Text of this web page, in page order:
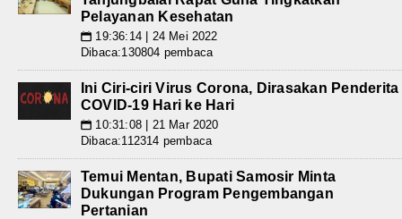
Pelayanan Kesehatan
📅 19:36:14 | 24 Mei 2022
Dibaca:130804 pembaca
Ini Ciri-ciri Virus Corona, Dirasakan Penderita
COVID-19 Hari ke Hari
📅 10:31:08 | 21 Mar 2020
Dibaca:112314 pembaca
Temui Mentan, Bupati Samosir Minta
Dukungan Program Pengembangan
Pertanian